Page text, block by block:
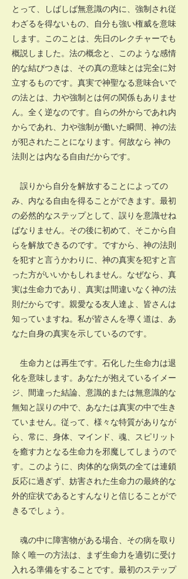
とって、しばしば無意識の内に、強制され従
わざるを得ないもの、自分も強い権威を意味
します。このことは、先日のレクチャーでも
概説しました。法の概念と、このような感情
的な結びつきは、その真の意味とは完全に対
立するものです。真実で神聖なる意味合いで
の法とは、力や強制とは何の関係もありませ
ん。全く逆なのです。自らの外からであれ内
からであれ、力や強制が働いた瞬間、神の法
が犯されたことになります。何故なら 神の
法則とは内なる自由だからです。
誤りから自分を解放することによっての
み、内なる自由を得ることができます。最初
の必然的なステップとして、誤りを意識せね
ばなりません。その後に初めて、そこから自
らを解放できるのです。ですから、神の法則
を犯すと言うかわりに、神の真実を犯すと言
った方がいいかもしれません。なぜなら、真
実は生命力であり、真実は間違いなく神の法
則だからです。親愛なる友人達よ、皆さんは
知っていますね。私が皆さんを導く道は、あ
なた自身の真実を示しているのです。
生命力とは再生です。石化した生命力は退
化を意味します。あなたが抱えているイメー
ジ、間違った結論、意識的または無意識的な
無知と誤りの中で、あなたは真実の中で生き
ていません。従って、様々な特質がありなが
ら、常に、身体、マインド、魂、スピリット
を癒す力となる生命力を邪魔してしまうので
す。このように、肉体的な病気の全ては連鎖
反応に過ぎず、妨害された生命力の最終的な
外的症状であるとすんなりと信じることがで
きるでしょう。
魂の中に障害物がある場合、その病を取り
除く唯一の方法は、まず生命力を適切に受け
入れる準備をすることです。最初のステップ